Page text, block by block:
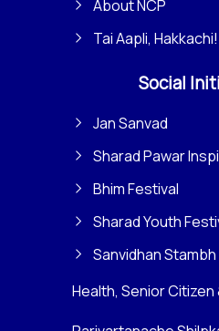
About NCP
Tai Aapli, Hakkachi!
Social
Jan Sanvad
Sharad Pawar
Bhim Festival
Sharad Youth
Sanvidhan Stambh
Health, Senior Citizen